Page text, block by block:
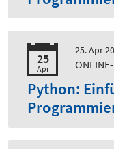
25
Apr
25. Apr
Python: